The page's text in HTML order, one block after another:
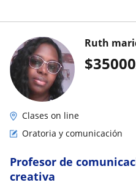
$35000
Ruth
Clases on line
Oratoria y comunicación
Profesor de
creativa